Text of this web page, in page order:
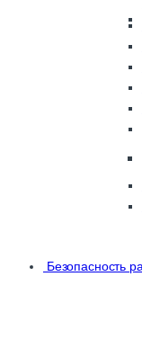
Безопасность